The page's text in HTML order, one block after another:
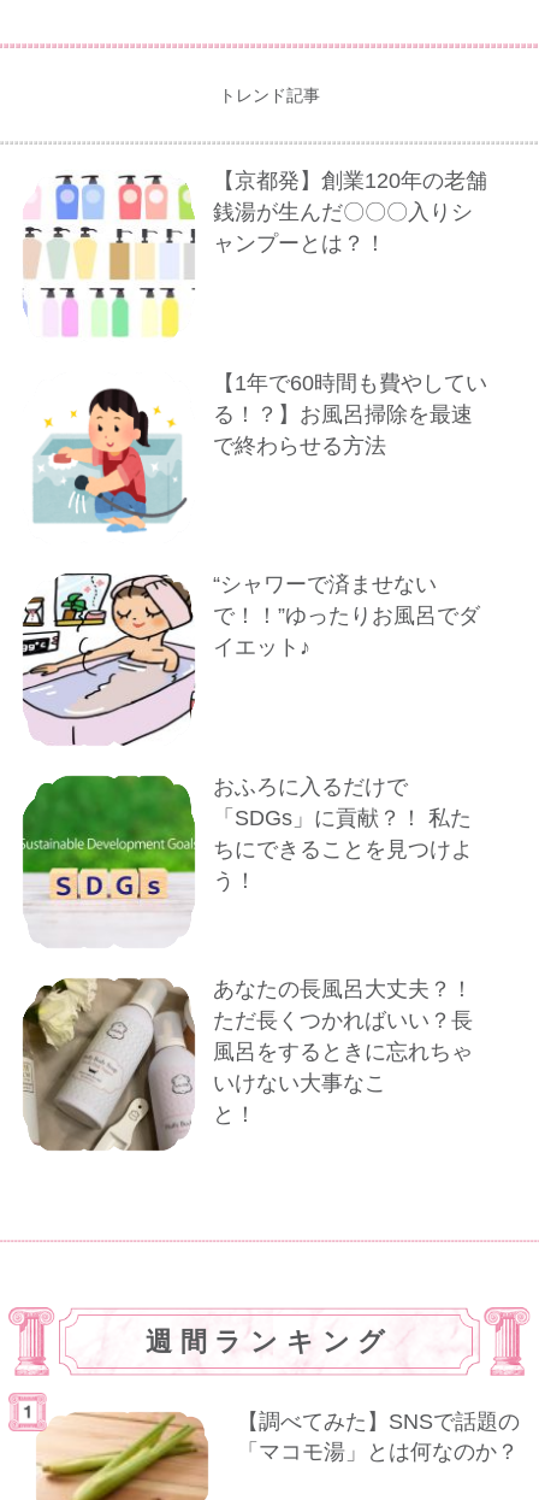
トレンド記事
【京都発】創業120年の老舗
銭湯が生んだ〇〇〇入りシ
ャンプーとは？！
【1年で60時間も費やしてい
る！？】お風呂掃除を最速
で終わらせる方法
“シャワーで済ませない
で！！”ゆったりお風呂でダ
イエット♪
おふろに入るだけで
「SDGs」に貢献？！ 私た
ちにできることを見つけよ
う！
あなたの長風呂大丈夫？！
ただ長くつかればいい？長
風呂をするときに忘れちゃ
いけない大事なこ
と！
週間ランキング
【調べてみた】SNSで話題の
「マコモ湯」とは何なのか？